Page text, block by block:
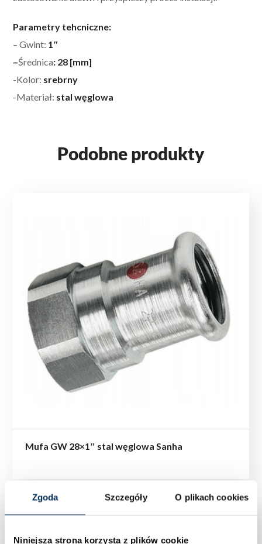
Zgoda Szczegóły O plikach cookies
Niniejsza strona korzysta z plików cookie
Parametry tehcniczne:
– Gwint: 1″
–Średnica: 28 [mm]
-Kolor: srebrny
-Materiał: stal węglowa
Podobne produkty
Mufa GW 28×1″ stal węglowa Sanha